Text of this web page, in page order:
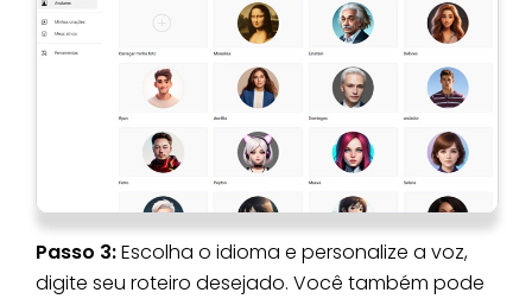
Passo 3:Escolha o idioma e personalize a voz,
digite seu roteiro desejado. Você também pode